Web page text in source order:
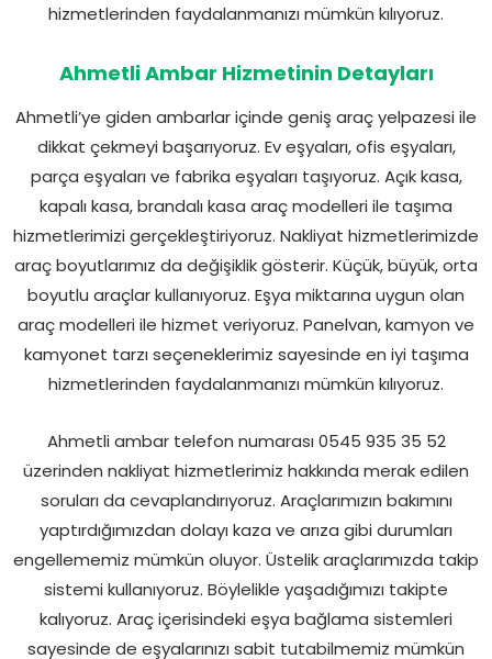
hizmetlerinden faydalanmanızı mümkün kılıyoruz.
Ahmetli Ambar Hizmetinin Detayları
Ahmetli’ye giden ambarlar içinde geniş araç yelpazesi ile
dikkat çekmeyi başarıyoruz. Ev eşyaları, ofis eşyaları,
parça eşyaları ve fabrika eşyaları taşıyoruz. Açık kasa,
kapalı kasa, brandalı kasa araç modelleri ile taşıma
hizmetlerimizi gerçekleştiriyoruz. Nakliyat hizmetlerimizde
araç boyutlarımız da değişiklik gösterir. Küçük, büyük, orta
boyutlu araçlar kullanıyoruz. Eşya miktarına uygun olan
araç modelleri ile hizmet veriyoruz. Panelvan, kamyon ve
kamyonet tarzı seçeneklerimiz sayesinde en iyi taşıma
hizmetlerinden faydalanmanızı mümkün kılıyoruz.
Ahmetli ambar telefon numarası 0545 935 35 52
üzerinden nakliyat hizmetlerimiz hakkında merak edilen
soruları da cevaplandırıyoruz. Araçlarımızın bakımını
yaptırdığımızdan dolayı kaza ve arıza gibi durumları
engellememiz mümkün oluyor. Üstelik araçlarımızda takip
sistemi kullanıyoruz. Böylelikle yaşadığımızı takipte
kalıyoruz. Araç içerisindeki eşya bağlama sistemleri
sayesinde de eşyalarınızı sabit tutabilmemiz mümkün